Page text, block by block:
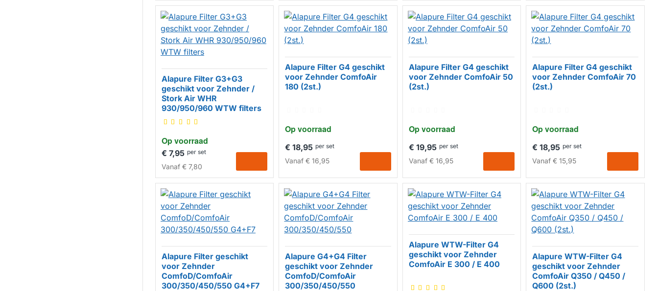
HUISMERK
Op voorraad
Alapure Filter G3+G3
geschikt voor Zehnder /
Stork Air WHR
930/950/960 WTW filters
€ 7,95 per set
Vanaf € 7,80
HUISMERK
Op voorraad
Alapure Filter G4 geschikt
voor Zehnder ComfoAir
180 (2st.)
€ 18,95 per set
Vanaf € 16,95
HUISMERK
Op voorraad
Alapure Filter G4 geschikt
voor Zehnder ComfoAir 50
(2st.)
€ 19,95 per set
Vanaf€ 16,95
HUISMERK
Op voorraad
Alapure Filter G4 geschikt
voor Zehnder ComfoAir 70
(2st.)
€ 18,95 per set
Vanaf € 15,95
HUISMERK
Alapure Filter geschikt
voor Zehnder
ComfoD/ComfoAir
300/350/450/550 G4+F7
HUISMERK
Alapure G4+G4 Filter
geschikt voor Zehnder
ComfoD/ComfoAir
300/350/450/550
HUISMERK
Alapure WTW-Filter G4
geschikt voor Zehnder
ComfoAir E 300 / E 400
HUISMERK
Alapure WTW-Filter G4
geschikt voor Zehnder
ComfoAir Q350 / Q450 /
Q600 (2st.)